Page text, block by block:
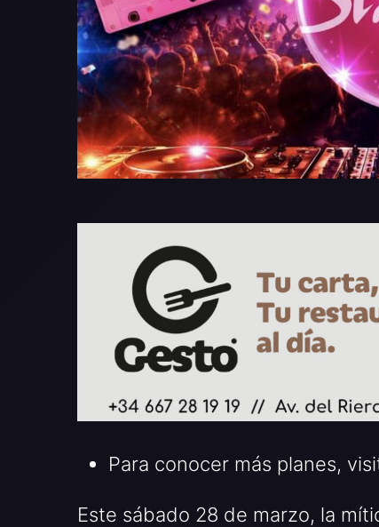
Para conocer más planes,
Este sábado 28 de marzo, la